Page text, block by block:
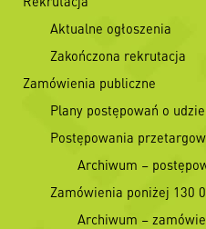
Aktualne ogłoszenia
Zakończona rekrutacja
Zamówienia publiczne
Plany postępowań o
Postępowania
Archiwum –
Zamówienia poniżej 130
Archiwum –